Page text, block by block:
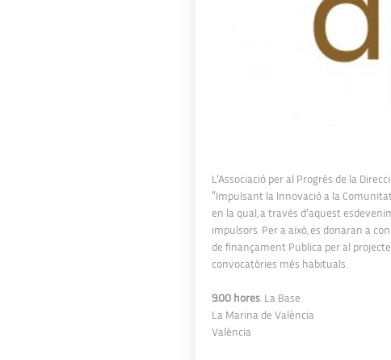
L’Associació per al Progrés de la
“Impulsant la Innovació a la
en la qual, a través d’aquest
impulsors. Per a això, es donaran a
de finançament Publica per al
convocatòries més habituals.
9.00 hores. La Base
La Marina de València
València